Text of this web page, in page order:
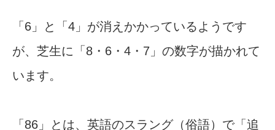
「6」と「4」が消えかかっているようです
が、芝生に「8・6・4・7」の数字が描かれて
います。
「86」とは、英語のスラング（俗語）で「追